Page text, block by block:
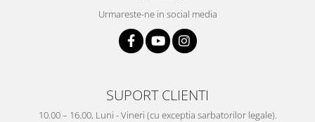
Urmareste-ne in social media
SUPORT CLIENTI
10.00 – 16.00, Luni - Vineri (cu exceptia sarbatorilor legale).